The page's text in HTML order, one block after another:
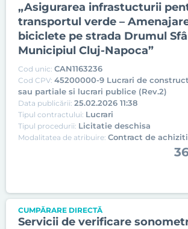
„Asigurarea infrastucturii
transportul verde –
biciclete pe strada Drumul
Municipiul Cluj-Napoca”
Cod unic: CAN1163236
Cod CPV: 45200000-9 Lucrari de
sau partiale si lucrari publice (Rev.2)
Data publicării: 25.02.2026 11:38
Tipul contractului: Lucrari
Tipul procedurii: Licitatie deschisa
Modalitatea de atribuire: Contract de
CUMPĂRARE DIRECTĂ
Servicii de verificare